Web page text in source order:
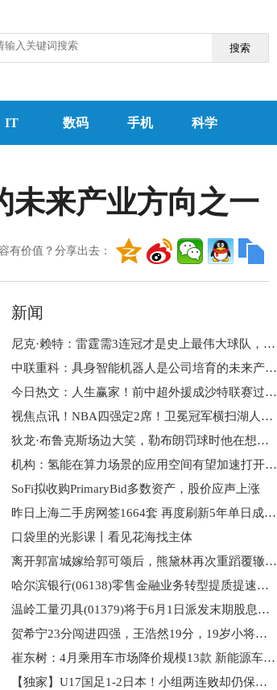
搜索
IT 数码 手机 科学
未来产业方向之一
有价值？分享出去：
新闻
尼克·赖特：雷霆需3连冠才是史上最伟大球队，库里和詹姆斯未能|快看点
中联重科：具身智能机器人是公司培育的未来产业方向之一
今日热文：人生赢家！前中超外援成沙特联赛过人王：在中国沙特净赚7个亿
视焦点讯！NBA四强定2席！卫冕冠军横扫湖人+詹姆斯两双，骑士追平活塞
狄龙·布鲁克斯场边大笑，勒布朗罚球时他在想什么 当前热点
机构：氢能在算力场景的应用空间有望加速打开|速看料
SoFi拟收购PrimaryBid多数资产，股价应声上涨
昨日上海二手房网签1664套 再度刷新5年单日成交纪录
口袋里的光影课丨看见花海找主体
离开郭富城嫁给郭可颂后，熊黛林再次重蹈覆辙，她的委屈没人能懂_当前热门
哈尔滨银行(06138)零售金融业务转型提质提速，客户基础持续夯实_即时焦点
温岭工量刃具(01379)将于6月1日派发末期股息每股0.12元
贺希宁23分闯进四强，王浩然19分，19岁小将空砍15分
崔东树：4月乘用车市场降价规模13款 新能源车促销回升到10.9%的中高位 即时焦点
【独家】U17国足1-2日本！小组两连败却仍保有晋级希望，主帅惹争议